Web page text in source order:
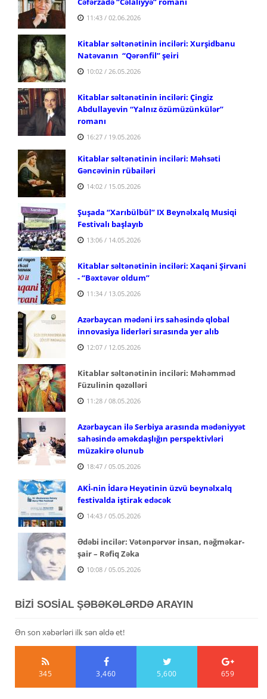
11:43 / 02.06.2026
Kitablar səltənətinin inciləri: Xurşidbanu
Natəvanın “Qərənfil” şeiri
10:02 / 26.05.2026
Kitablar səltənətinin inciləri: Çingiz
Abdullayevin “Yalnız özümüzünkülər”
romanı
16:27 / 19.05.2026
Kitablar səltənətinin inciləri: Məhsəti
Gəncəvinin rübailəri
14:02 / 15.05.2026
Şuşada “Xarıbülbül” IX Beynəlxalq Musiqi
Festivalı başlayıb
13:06 / 14.05.2026
Kitablar səltənətinin inciləri: Xaqani Şirvani
-“Bəxtəvər oldum”
11:34 / 13.05.2026
Azərbaycan mədəni irs sahəsində qlobal
innovasiya liderləri sırasında yer alıb
12:07 / 12.05.2026
Kitablar səltənətinin inciləri: Məhəmməd
Füzulinin qəzəlləri
11:28 / 08.05.2026
Azərbaycan ilə Serbiya arasında mədəniyyət
sahəsində əməkdaşlığın perspektivləri
müzakirə olunub
18:47 / 05.05.2026
AKİ-nin İdarə Heyətinin üzvü beynəlxalq
festivalda iştirak edəcək
14:43 / 05.05.2026
Ədəbi incilər: Vətənpərvər insan, nəğməkar-
şair – Rəfiq Zəka
10:08 / 05.05.2026
BİZİ SOSİAL ŞƏBƏKƏLƏRDƏ ARAYIN
Ən son xəbərləri ilk sən əldə et!
345 3,460 5,600 659